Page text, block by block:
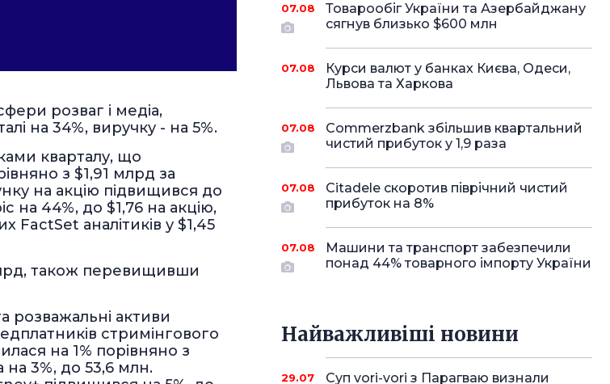
розваг і медіа,
на 34%, виручку - на 5%.
кварталу, що
з $1,91 млрд за
на акцію підвищився до
на 44%, до $1,76 на акцію,
аналітиків у $1,45
також перевищивши
розважальні активи
стримінгового
на 1% порівняно з
на 3%, до 53,6 млн.
07.08
Товарообіг України та Азербайджану
сягнув близько $600 млн
07.08
Курси валют у банках Києва, Одеси,
Львова та Харкова
07.08
Commerzbank збільшив квартальний
чистий прибуток у 1,9 раза
07.08
Citadele скоротив піврічний чистий
прибуток на 8%
07.08
Машини та транспорт забезпечили
понад 44% товарного імпорту України
Найважливіші новини
29.07
Суп vori-vori з Парагваю визнали